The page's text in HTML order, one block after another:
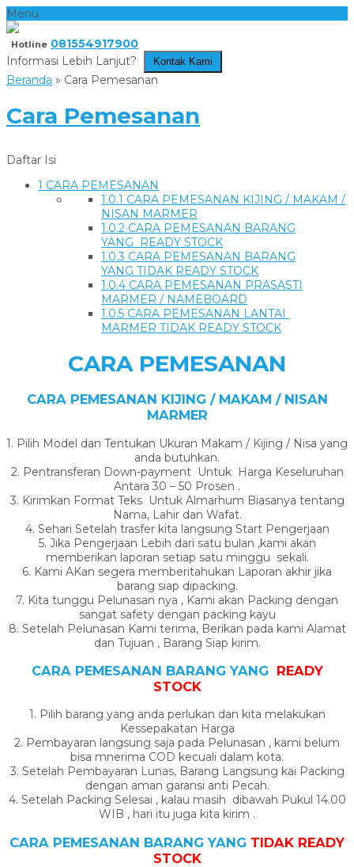
Menu
Hotline 081554917900
Informasi Lebih Lanjut?
Kontak Kami
Beranda » Cara Pemesanan
Cara Pemesanan
Daftar Isi
1 CARA PEMESANAN
1.0.1 CARA PEMESANAN KIJING / MAKAM /
NISAN MARMER
1.0.2 CARA PEMESANAN BARANG
YANG READY STOCK
1.0.3 CARA PEMESANAN BARANG
YANG TIDAK READY STOCK
1.0.4 CARA PEMESANAN PRASASTI
MARMER / NAMEBOARD
1.0.5 CARA PEMESANAN LANTAI
MARMER TIDAK READY STOCK
CARA PEMESANAN
CARA PEMESANAN KIJING / MAKAM / NISAN
MARMER
1. Pilih Model dan Tentukan Ukuran Makam / Kijing / Nisa yang
anda butuhkan.
2. Pentransferan Down-payment Untuk Harga Keseluruhan
Antara 30 – 50 Prosen .
3. Kirimkan Format Teks Untuk Almarhum Biasanya tentang
Nama, Lahir dan Wafat.
4. Sehari Setelah trasfer kita langsung Start Pengerjaan
5. Jika Pengerjaan Lebih dari satu bulan ,kami akan
memberikan laporan setiap satu minggu sekali.
6. Kami AKan segera memberitahukan Laporan akhir jika
barang siap dipacking.
7. Kita tunggu Pelunasan nya , Kami akan Packing dengan
sangat safety dengan packing kayu
8. Setelah Pelunasan Kami terima, Berikan pada kami Alamat
dan Tujuan , Barang Siap kirim.
CARA PEMESANAN BARANG YANG READY
STOCK
1. Pilih barang yang anda perlukan dan kita melakukan
Kessepakatan Harga
2. Pembayaran langsung saja pada Pelunasan , kami belum
bisa mnerima COD kecuali dalam kota.
3. Setelah Pembayaran Lunas, Barang Langsung kai Packing
dengan aman garansi anti Pecah.
4. Setelah Packing Selesai , kalau masih dibawah Pukul 14.00
WIB , hari itu juga kita kirim .
CARA PEMESANAN BARANG YANG TIDAK READY
STOCK